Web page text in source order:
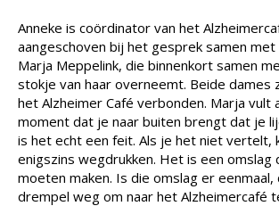
Anneke is coördinator van het
aangeschoven bij het gesprek samen
Marja Meppelink, die binnenkort samen
stokje van haar overneemt. Beide dames
het Alzheimer Café verbonden. Marja vult
moment dat je naar buiten brengt dat je
is het echt een feit. Als je het niet vertelt,
enigszins wegdrukken. Het is een omslag
moeten maken. Is die omslag er eenmaal,
drempel weg om naar het Alzheimercafé